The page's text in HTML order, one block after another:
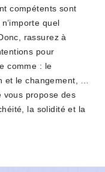
compétents sont
quel
rassurez à
pour
comme : le
et le changement, …
vous propose des
la solidité et la